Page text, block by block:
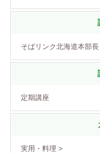
そばリンク北海道本部長
定期講座
実用・料理 >